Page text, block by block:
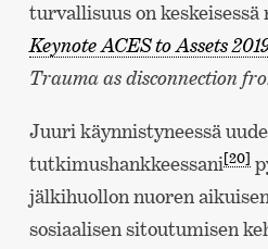
turvallisuus on keskeisessä
Keynote ACES to Assets
Trauma as disconnection
Juuri käynnistyneessä
tutkimushankkeessani[20]
jälkihuollon nuoren
sosiaalisen sitoutumisen